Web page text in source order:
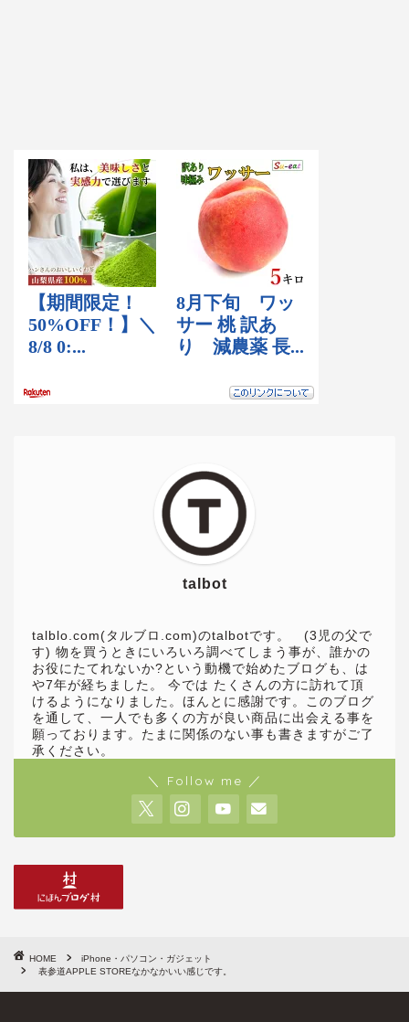
talbot
talblo.com(タルブロ.com)のtalbotです。 (3児の父で
す) 物を買うときにいろいろ調べてしまう事が、誰かの
お役にたてれないか?という動機で始めたブログも、は
や7年が経ちました。 今では たくさんの方に訪れて頂
けるようになりました。ほんとに感謝です。このブログ
を通して、一人でも多くの方が良い商品に出会える事を
願っております。たまに関係のない事も書きますがご了
承ください。
＼ Follow me ／
HOME
iPhone・パソコン・ガジェット
表参道APPLE STOREなかなかいい感じです。